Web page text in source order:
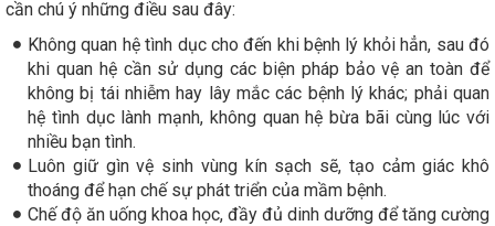
cần chú ý những điều sau đây:
Không quan hệ tình dục cho đến khi bệnh lý khỏi hẳn, sau đó
khi quan hệ cần sử dụng các biện pháp bảo vệ an toàn để
không bị tái nhiễm hay lây mắc các bệnh lý khác; phải quan
hệ tình dục lành mạnh, không quan hệ bừa bãi cùng lúc với
nhiều bạn tình.
Luôn giữ gìn vệ sinh vùng kín sạch sẽ, tạo cảm giác khô
thoáng để hạn chế sự phát triển của mầm bệnh.
Chế độ ăn uống khoa học, đầy đủ dinh dưỡng để tăng cường